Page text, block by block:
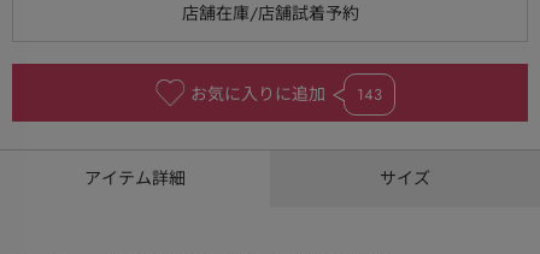
お気に入りに追加 143
アイテム詳細 サイズ